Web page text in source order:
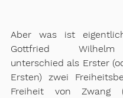
Aber was ist
Gottfried
unterschied als Erster
Ersten) zwei
Freiheit von Zwang